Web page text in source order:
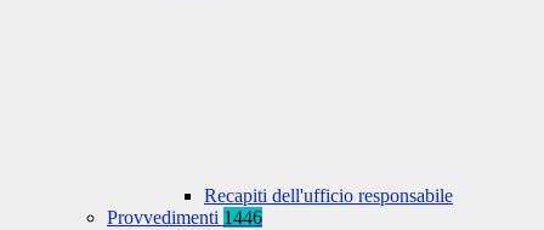
Recapiti dell'ufficio responsabile
Provvedimenti 1446